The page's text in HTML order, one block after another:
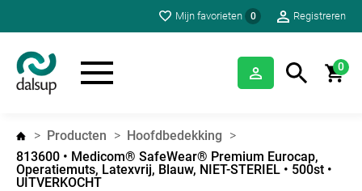
Mijn favorieten 0 Registreren
0
Producten
Hoofdbedekking
813600 • Medicom® SafeWear® Premium Eurocap,
Operatiemuts, Latexvrij, Blauw, NIET-STERIEL • 500st •
UITVERKOCHT